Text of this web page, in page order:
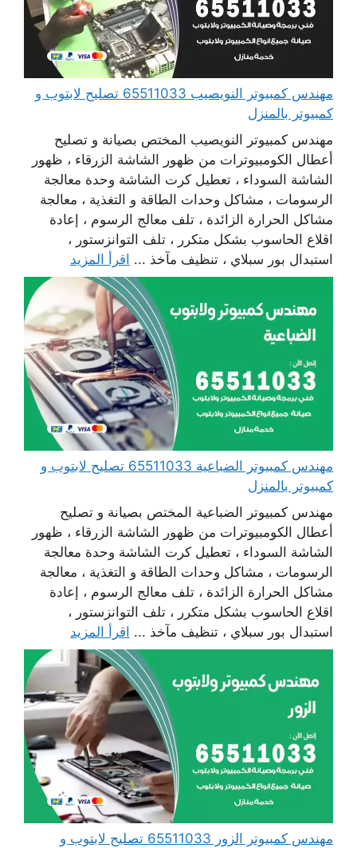
مهندس كمبيوتر النويصيب 65511033 تصليح لابتوب و
كمبيوتر بالمنزل
مهندس كمبيوتر النويصيب المختص بصيانة و تصليح
أعطال الكومبيوترات من ظهور الشاشة الزرقاء ، ظهور
الشاشة السوداء ، تعطيل كرت الشاشة وحدة معالجة
الرسومات ، مشاكل وحدات الطاقة و التغذية ، معالجة
مشاكل الحرارة الزائدة ، تلف معالج الرسوم ، إعادة
اقلاع الحاسوب بشكل متكرر ، تلف التوانزستور ،
استبدال بور سبلاي ، تنظيف مآخذ ... اقرأ المزيد
مهندس كمبيوتر الضباعية 65511033 تصليح لابتوب و
كمبيوتر بالمنزل
مهندس كمبيوتر الضباعية المختص بصيانة و تصليح
أعطال الكومبيوترات من ظهور الشاشة الزرقاء ، ظهور
الشاشة السوداء ، تعطيل كرت الشاشة وحدة معالجة
الرسومات ، مشاكل وحدات الطاقة و التغذية ، معالجة
مشاكل الحرارة الزائدة ، تلف معالج الرسوم ، إعادة
اقلاع الحاسوب بشكل متكرر ، تلف التوانزستور ،
استبدال بور سبلاي ، تنظيف مآخذ ... اقرأ المزيد
مهندس كمبيوتر الزور 65511033 تصليح لابتوب و